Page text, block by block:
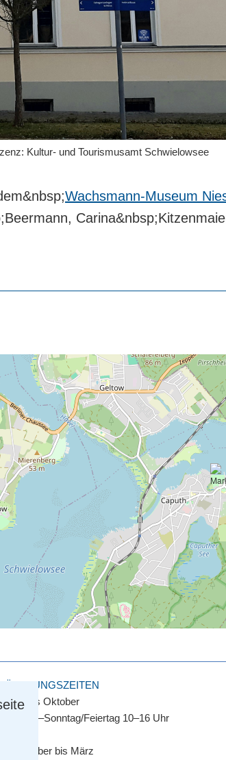
Kultur- und Tourismusamt Schwielowsee
Wachsmann-Museum
ÖFFNUNGSZEITEN
April bis Oktober
Montag–Sonntag/Feiertag 10–16 Uhr
November bis März